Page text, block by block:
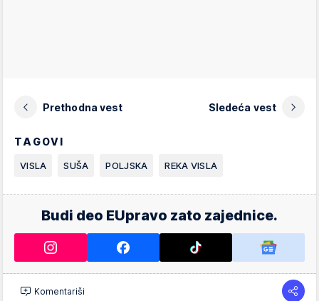
Prethodna vest Sledeća vest
TAGOVI
VISLA SUŠA POLJSKA REKA VISLA
Budi deo EUpravo zato zajednice.
Komentariši